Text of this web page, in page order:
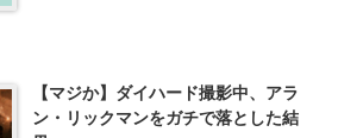
【マジか】ダイハード撮影中、アラ
ン・リックマンをガチで落とした結